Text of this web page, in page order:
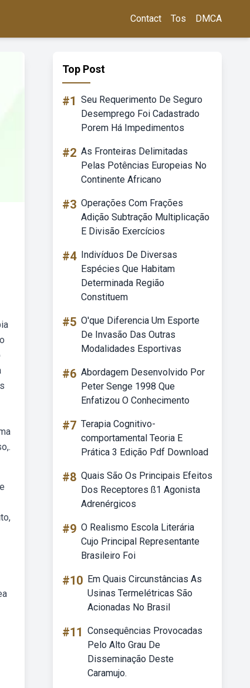
Contact Tos DMCA
Top Post
#1 Seu Requerimento De Seguro
Desemprego Foi Cadastrado
Porem Há Impedimentos
#2 As Fronteiras Delimitadas
Pelas Potências Europeias No
Continente Africano
#3 Operações Com Frações
Adição Subtração Multiplicação
E Divisão Exercícios
#4 Indivíduos De Diversas
Espécies Que Habitam
Determinada Região
Constituem
#5 O'que Diferencia Um Esporte
De Invasão Das Outras
Modalidades Esportivas
#6 Abordagem Desenvolvido Por
Peter Senge 1998 Que
Enfatizou O Conhecimento
#7 Terapia Cognitivo-
comportamental Teoria E
Prática 3 Edição Pdf Download
#8 Quais São Os Principais Efeitos
Dos Receptores ß1 Agonista
Adrenérgicos
#9 O Realismo Escola Literária
Cujo Principal Representante
Brasileiro Foi
#10 Em Quais Circunstâncias As
Usinas Termelétricas São
Acionadas No Brasil
#11 Consequências Provocadas
Pelo Alto Grau De
Disseminação Deste
Caramujo.